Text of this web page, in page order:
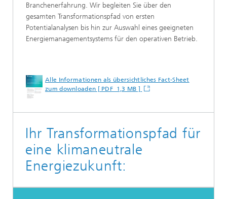
Branchenerfahrung. Wir begleiten Sie über den
gesamten Transformationspfad von ersten
Potentialanalysen bis hin zur Auswahl eines geeigneten
Energiemanagementsystems für den operativen Betrieb.
Alle Informationen als übersichtliches Fact-Sheet
zum downloaden [ PDF 1,3 MB ]
Ihr Transformationspfad für
eine klimaneutrale
Energiezukunft: